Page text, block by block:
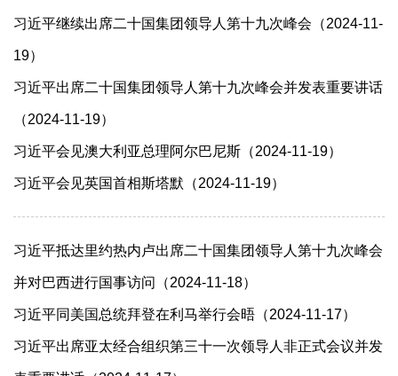
习近平继续出席二十国集团领导人第十九次峰会（2024-11-
19）
习近平出席二十国集团领导人第十九次峰会并发表重要讲话
（2024-11-19）
习近平会见澳大利亚总理阿尔巴尼斯（2024-11-19）
习近平会见英国首相斯塔默（2024-11-19）
习近平抵达里约热内卢出席二十国集团领导人第十九次峰会
并对巴西进行国事访问（2024-11-18）
习近平同美国总统拜登在利马举行会晤（2024-11-17）
习近平出席亚太经合组织第三十一次领导人非正式会议并发